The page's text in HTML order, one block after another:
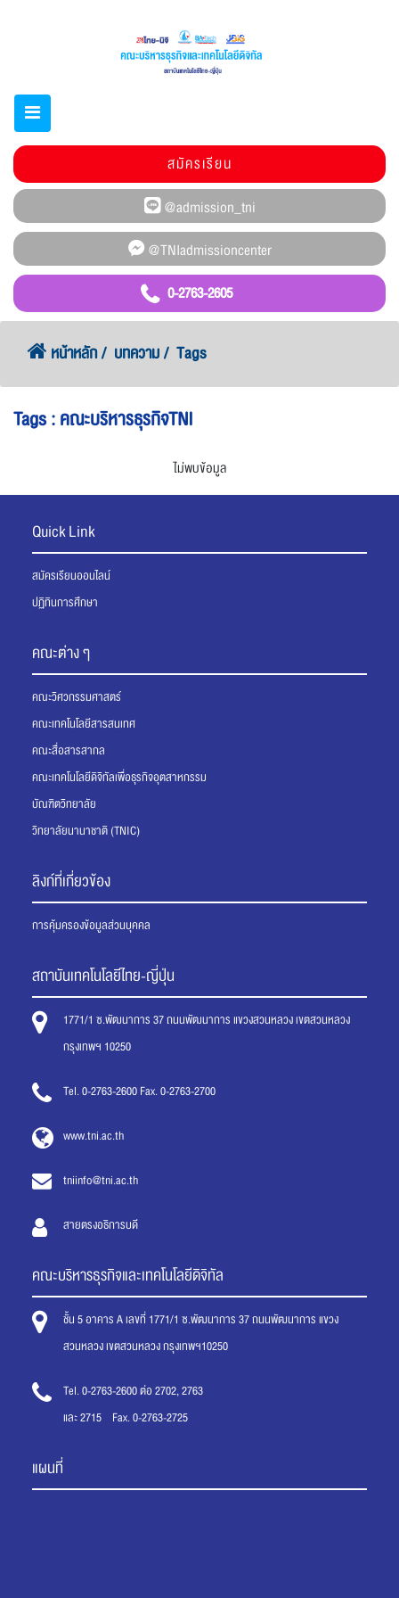
0-2763-2605
สมัครเรียน
หน้าหลัก บทความ Tags
Tags : คณะบริหารธุรกิจTNI
ไม่พบข้อมูล
Quick Link
สมัครเรียนออนไลน์
ปฏิทินการศึกษา
คณะต่าง ๆ
คณะวิศวกรรมศาสตร์
คณะเทคโนโลยีสารสนเทศ
คณะสื่อสารสากล
คณะเทคโนโลยีดิจิทัลเพื่อธุรกิจอุตสาหกรรม
บัณฑิตวิทยาลัย
วิทยาลัยนานาชาติ (TNIC)
ลิงก์ที่เกี่ยวข้อง
การคุ้มครองข้อมูลส่วนบุคคล
สถาบันเทคโนโลยีไทย-ญี่ปุ่น
1771/1 ซ.พัฒนาการ 37 ถนนพัฒนาการ แขวงสวนหลวง เขตสวนหลวง
กรุงเทพฯ 10250
Tel. 0-2763-2600 Fax. 0-2763-2700
www.tni.ac.th
tniinfo@tni.ac.th
สายตรงอธิการบดี
คณะบริหารธุรกิจและเทคโนโลยีดิจิทัล
ชั้น 5 อาคาร A เลขที่ 1771/1 ซ.พัฒนาการ 37 ถนนพัฒนาการ แขวง
สวนหลวง เขตสวนหลวง กรุงเทพฯ10250
Tel. 0-2763-2600 ต่อ 2702, 2763
และ 2715 Fax. 0-2763-2725
แผนที่